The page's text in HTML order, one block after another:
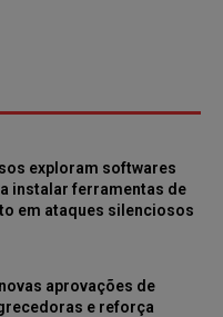
exploram softwares
instalar ferramentas de
em ataques silenciosos
aprovações de
e reforça